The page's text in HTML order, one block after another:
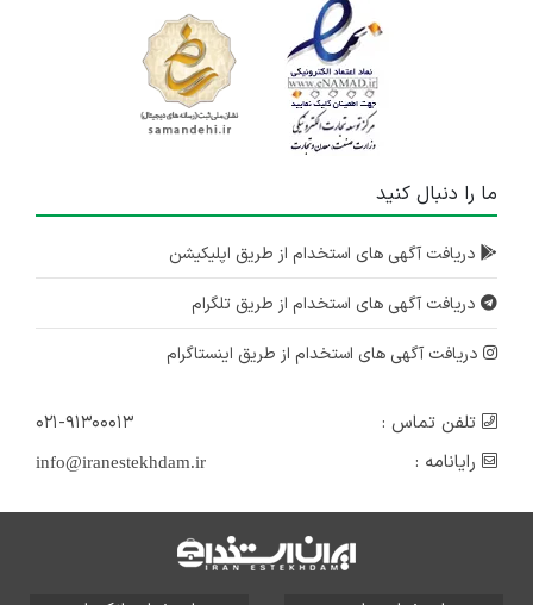
استخدام بازاریاب تلفنی
۳ سال پیش
تهران
ما را دنبال کنید
دریافت آگهی های استخدام از طریق اپلیکیشن
دریافت آگهی های استخدام از طریق تلگرام
دریافت آگهی های استخدام از طریق اینستاگرام
تلفن تماس :
۰۲۱-۹۱۳۰۰۰۱۳
رایانامه :
info@iranestekhdam.ir